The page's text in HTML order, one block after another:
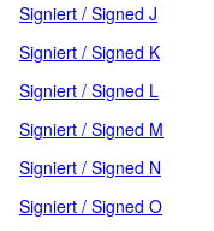
Signiert / Signed J
Signiert / Signed K
Signiert / Signed L
Signiert / Signed M
Signiert / Signed N
Signiert / Signed O